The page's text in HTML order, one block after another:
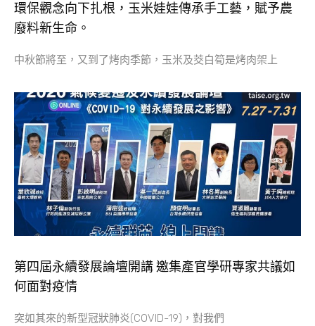
環保觀念向下扎根，玉米娃娃傳承手工藝，賦予農
廢料新生命。
中秋節將至，又到了烤肉季節，玉米及茭白筍是烤肉架上
第四屆永續發展論壇開講 邀集產官學研專家共議如
何面對疫情
突如其來的新型冠狀肺炎(COVID-19)，對我們